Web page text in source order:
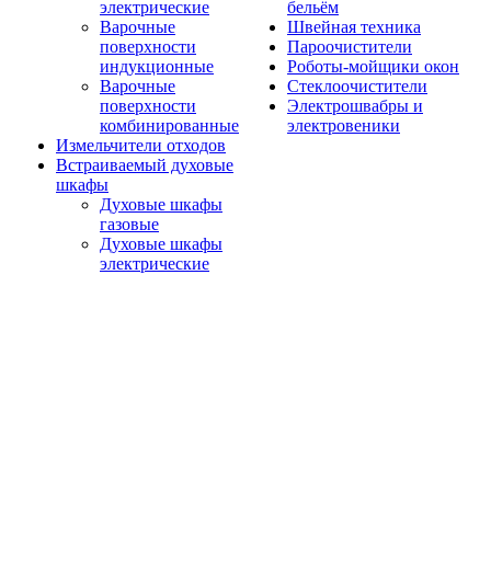
электрические
Варочные
поверхности
индукционные
Варочные
поверхности
комбинированные
Измельчители отходов
Встраиваемый духовые
шкафы
Духовые шкафы
газовые
Духовые шкафы
электрические
бельём
Швейная техника
Пароочистители
Роботы-мойщики окон
Стеклоочистители
Электрошвабры и
электровеники